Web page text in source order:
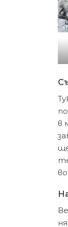
в